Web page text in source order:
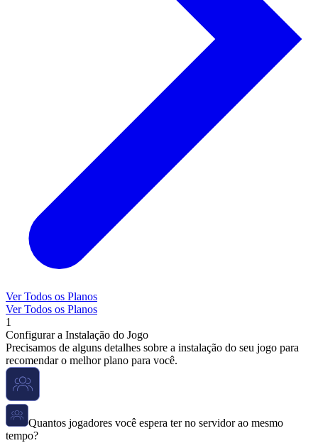
Ver Todos os Planos
Ver Todos os Planos
1
Configurar a Instalação do Jogo
Precisamos de alguns detalhes sobre a instalação do seu jogo para
recomendar o melhor plano para você.
Quantos jogadores você espera ter no servidor ao mesmo
tempo?